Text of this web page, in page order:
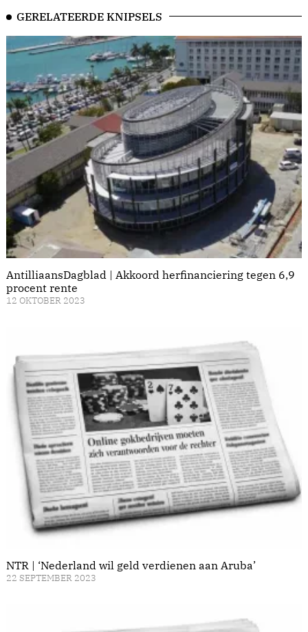
GERELATEERDE KNIPSELS
AntilliaansDagblad | Akkoord herfinanciering tegen 6,9
procent rente
12 OKTOBER 2023
NTR | ‘Nederland wil geld verdienen aan Aruba’
22 SEPTEMBER 2023